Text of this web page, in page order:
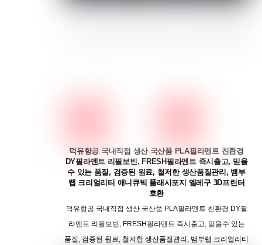
덕유항공 국내직접 생산 국산품 PLA필라멘트 친환경
DY필라멘트 리필보빈, FRESH필라멘트 즉시출고, 믿을
수 있는 품질, 검증된 원료, 철저한 생산품질관리, 뱀부
랩 크리얼리티 애니큐빅 플래시포지 엘레구 3D프린터
호환
덕유항공 국내직접 생산 국산품 PLA필라멘트 친환경 DY필
라멘트 리필보빈, FRESH필라멘트 즉시출고, 믿을수 있는
품질, 검증된 원료, 철저한 생산품질관리, 뱀부랩 크리얼리티